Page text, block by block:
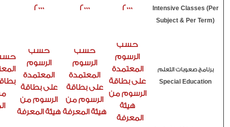
Intensive Classes (Per
Subject & Per Term)
2000
2000
2000
برنامج صعوبات التعلم
Special Education
حسب
الرسوم
المعتمدة
على بطاقة
الرسوم من
هيئة
المعرفة
حسب
الرسوم
المعتمدة
على بطاقة
الرسوم من
هيئة المعرفة
حسب
الرسوم
المعتمدة
على بطاقة
الرسوم من
هيئة المعرفة